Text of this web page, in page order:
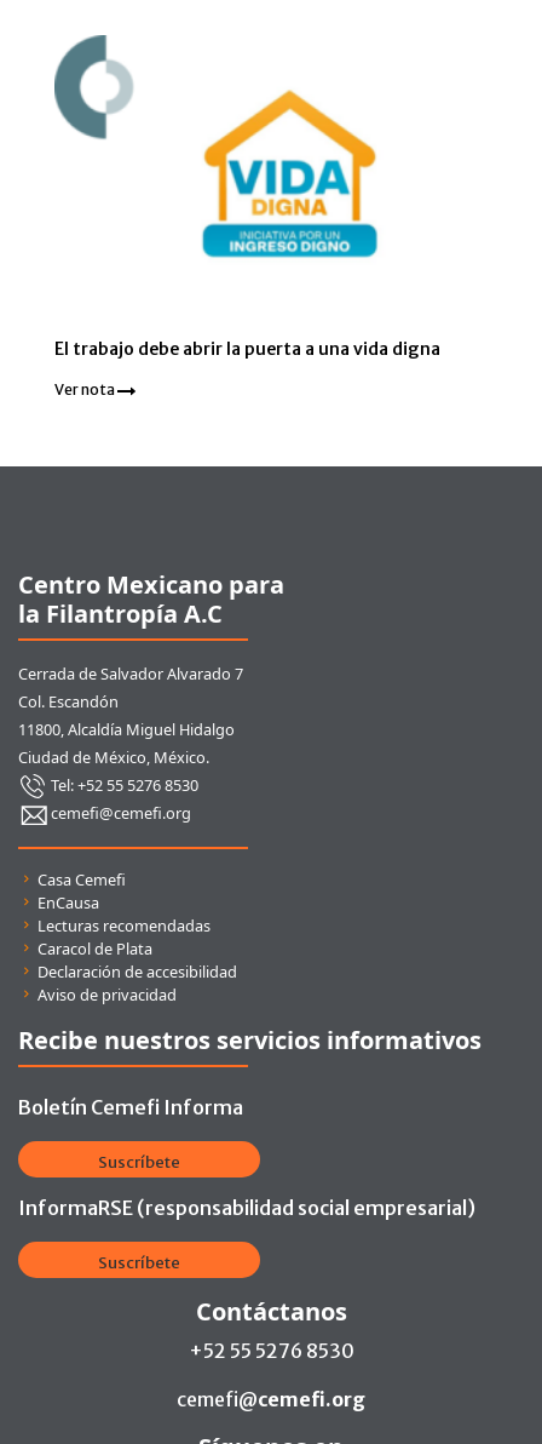
El trabajo debe abrir la puerta a una vida digna
Ver nota
Centro Mexicano para
la Filantropía A.C
Cerrada de Salvador Alvarado 7
Col. Escandón
11800, Alcaldía Miguel Hidalgo
Ciudad de México, México.
Tel: +52 55 5276 8530
cemefi@cemefi.org
Enlaces rápidos
Casa Cemefi
EnCausa
Lecturas recomendadas
Caracol de Plata
Declaración de accesibilidad
Aviso de privacidad
Recibe nuestros servicios informativos
Boletín Cemefi Informa
Suscríbete
InformaRSE (responsabilidad social empresarial)
Suscríbete
Contáctanos
+52 55 5276 8530
cemefi@cemefi.org